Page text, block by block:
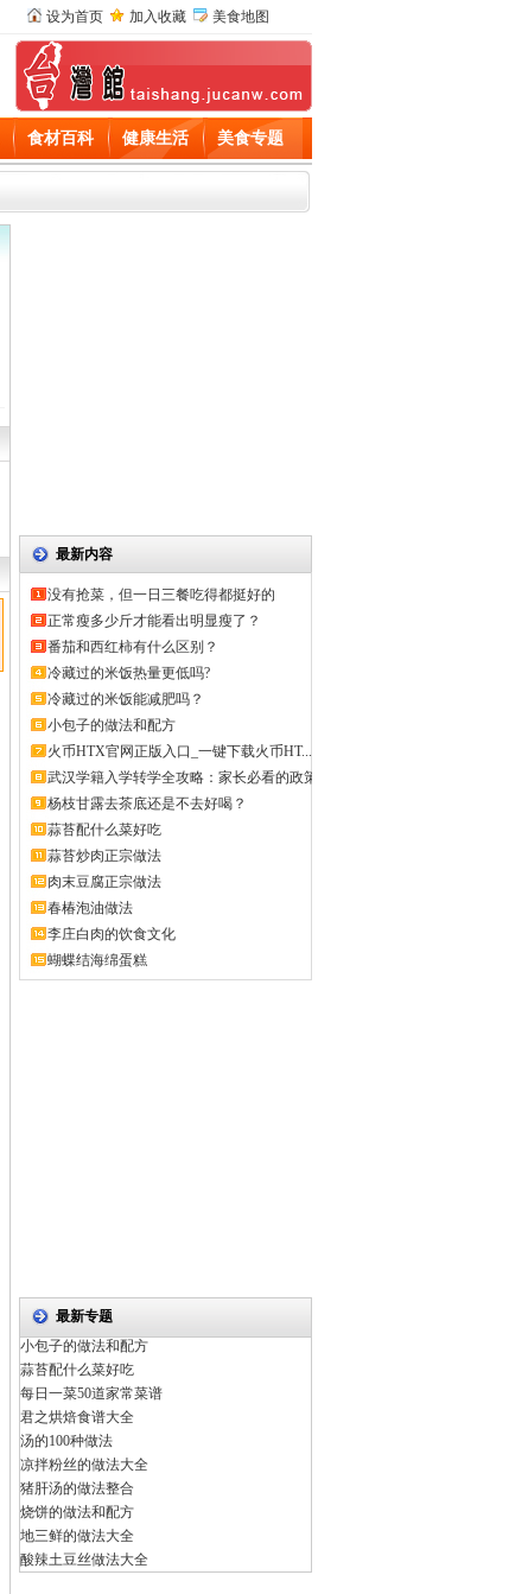
设为首页 加入收藏 美食地图
食材百科 健康生活 美食专题
最新内容
没有抢菜，但一日三餐吃得都挺好的
正常瘦多少斤才能看出明显瘦了？
番茄和西红柿有什么区别？
冷藏过的米饭热量更低吗?
冷藏过的米饭能减肥吗？
小包子的做法和配方
火币HTX官网正版入口_一键下载火币HT...
武汉学籍入学转学全攻略：家长必看的政策
解...
杨枝甘露去茶底还是不去好喝？
蒜苔配什么菜好吃
蒜苔炒肉正宗做法
肉末豆腐正宗做法
春椿泡油做法
李庄白肉的饮食文化
蝴蝶结海绵蛋糕
最新专题
小包子的做法和配方
蒜苔配什么菜好吃
每日一菜50道家常菜谱
君之烘焙食谱大全
汤的100种做法
凉拌粉丝的做法大全
猪肝汤的做法整合
烧饼的做法和配方
地三鲜的做法大全
酸辣土豆丝做法大全